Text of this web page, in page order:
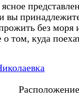
вы
без моря
том, куда